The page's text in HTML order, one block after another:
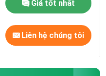
Giá tốt nhất
Liên hệ chúng tôi